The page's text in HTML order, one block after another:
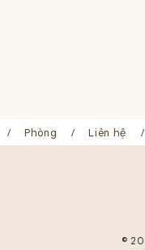
Phòng Liên hệ
©